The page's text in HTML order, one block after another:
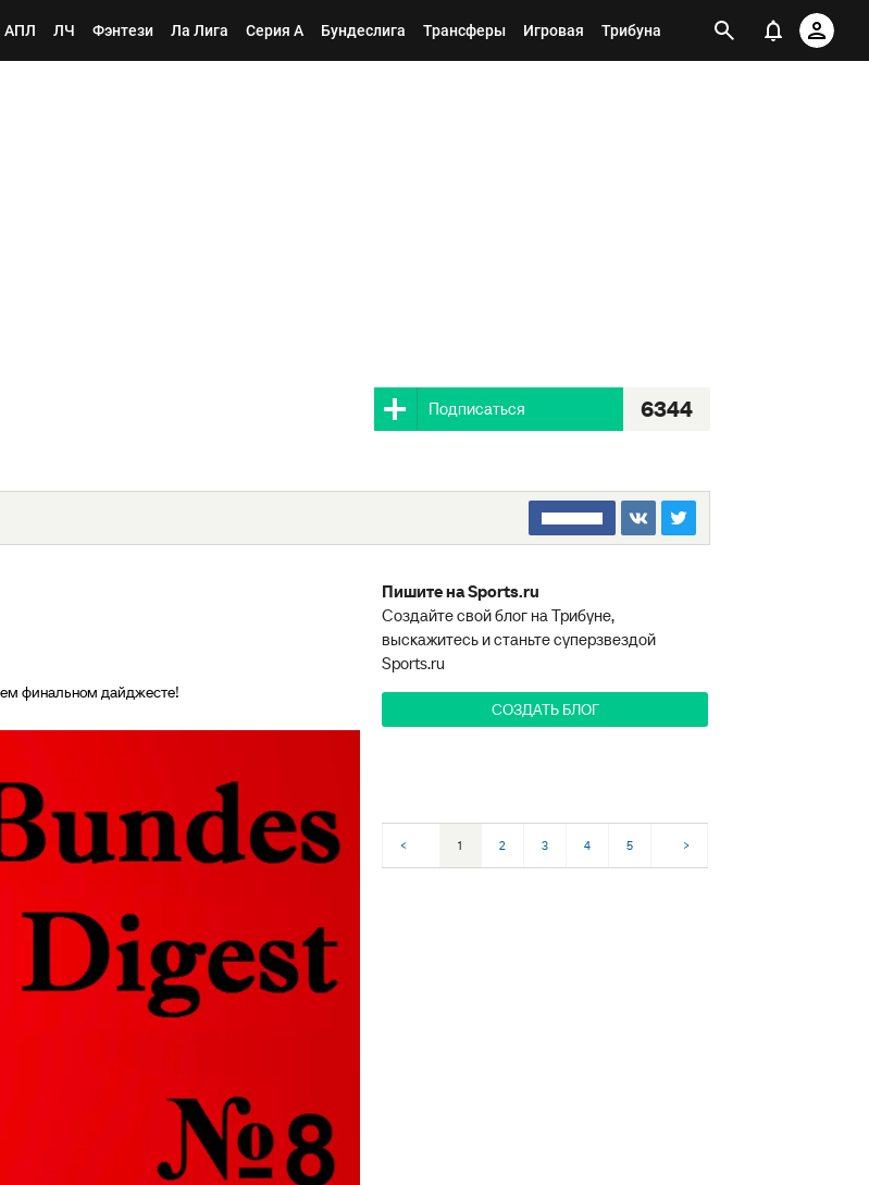
АПЛ ЛЧ Фэнтези Ла Лига Серия А Бундеслига Трансферы Игровая Трибуна
Подписаться 6344
□□□□□□□□
Пишите на Sports.ru
Создайте свой блог на Трибуне,
выскажитесь и станьте суперзвездой
Sports.ru
СОЗДАТЬ БЛОГ
< 1 2 3 4 5 >